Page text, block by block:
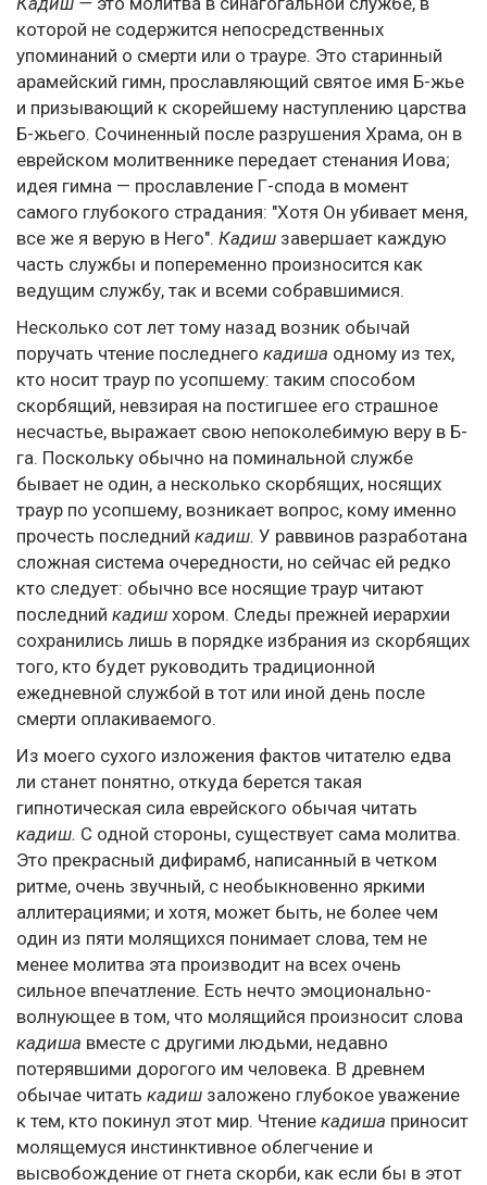
которой не содержится непосредственных
упоминаний о смерти или о трауре. Это старинный
арамейский гимн, прославляющий святое имя Б-жье
и призывающий к скорейшему наступлению царства
Б-жьего. Сочиненный после разрушения Храма, он в
еврейском молитвеннике передает стенания Иова;
идея гимна — прославление Г-спода в момент
самого глубокого страдания: "Хотя Он убивает меня,
все же я верую в Него". Кадиш завершает каждую
часть службы и попеременно произносится как
ведущим службу, так и всеми собравшимися.
Несколько сот лет тому назад возник обычай
поручать чтение последнего кадиша одному из тех,
кто носит траур по усопшему: таким способом
скорбящий, невзирая на постигшее его страшное
несчастье, выражает свою непоколебимую веру в Б-
га. Поскольку обычно на поминальной службе
бывает не один, а несколько скорбящих, носящих
траур по усопшему, возникает вопрос, кому именно
прочесть последний кадиш. У раввинов разработана
сложная система очередности, но сейчас ей редко
кто следует: обычно все носящие траур читают
последний кадиш хором. Следы прежней иерархии
сохранились лишь в порядке избрания из скорбящих
того, кто будет руководить традиционной
ежедневной службой в тот или иной день после
смерти оплакиваемого.
Из моего сухого изложения фактов читателю едва
ли станет понятно, откуда берется такая
гипнотическая сила еврейского обычая читать
кадиш. С одной стороны, существует сама молитва.
Это прекрасный дифирамб, написанный в четком
ритме, очень звучный, с необыкновенно яркими
аллитерациями; и хотя, может быть, не более чем
один из пяти молящихся понимает слова, тем не
менее молитва эта производит на всех очень
сильное впечатление. Есть нечто эмоционально-
волнующее в том, что молящийся произносит слова
кадиша вместе с другими людьми, недавно
потерявшими дорогого им человека. В древнем
обычае читать кадиш заложено глубокое уважение
к тем, кто покинул этот мир. Чтение кадиша приносит
молящемуся инстинктивное облегчение и
высвобождение от гнета скорби, как если бы в этот